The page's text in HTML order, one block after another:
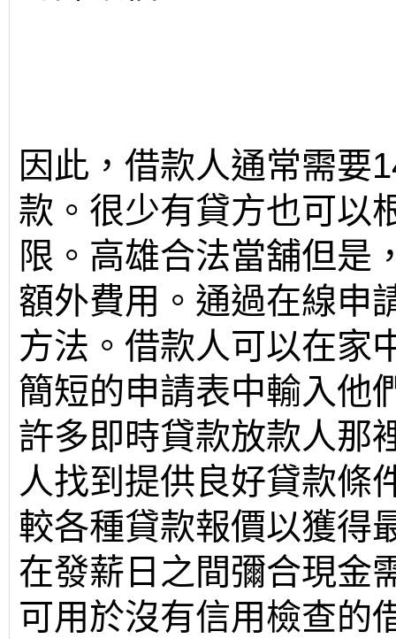
因此，借款人通常需要
款。很少有貸方也可以
限。高雄合法當舖但是
額外費用。通過在線申
方法。借款人可以在家
簡短的申請表中輸入他
許多即時貸款放款人那
人找到提供良好貸款條
較各種貸款報價以獲得
在發薪日之間彌合現金
可用於沒有信用檢查的